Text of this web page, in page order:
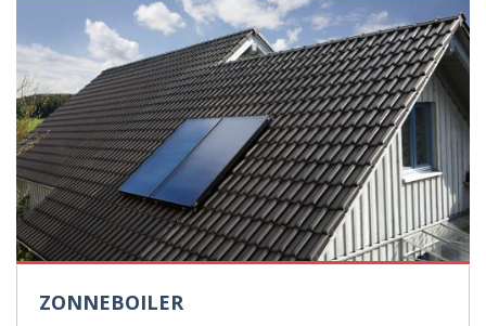
ZONNEBOILER